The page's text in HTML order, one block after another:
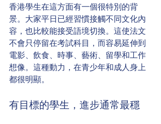
香港學生在這方面有一個很特別的背
景。大家平日已經習慣接觸不同文化內
容，也比較能接受語境切換。這使法文
不會只停留在考試科目，而容易延伸到
電影、飲食、時事、藝術、留學和工作
想像。這種動力，在青少年和成人身上
都很明顯。
有目標的學生，進步通常最穩